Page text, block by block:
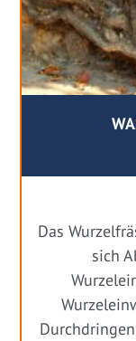
Das
sich